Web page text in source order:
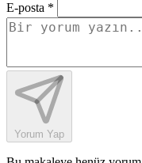
E-posta *
Yorum Yap